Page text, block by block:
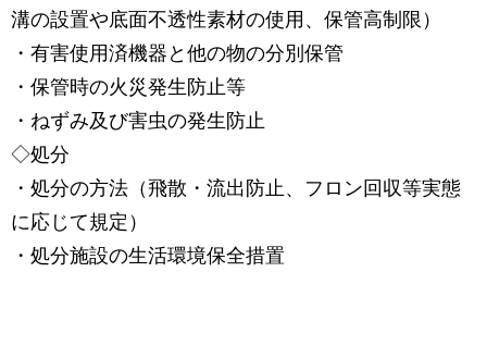
溝の設置や底面不透性素材の使用、保管高制限）
・有害使用済機器と他の物の分別保管
・保管時の火災発生防止等
・ねずみ及び害虫の発生防止
◇処分
・処分の方法（飛散・流出防止、フロン回収等実態
に応じて規定）
・処分施設の生活環境保全措置